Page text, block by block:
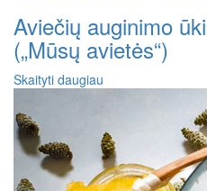
Aviečių auginimo
(„Mūsų avietės“)
Skaityti daugiau